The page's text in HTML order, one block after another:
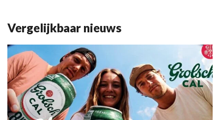
Vergelijkbaar nieuws